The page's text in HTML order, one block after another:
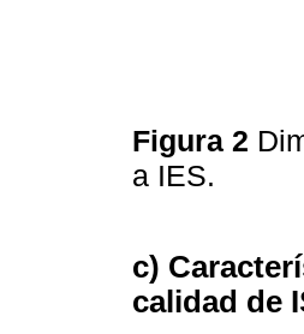
Figura 2
a IES.
c)
calidad de